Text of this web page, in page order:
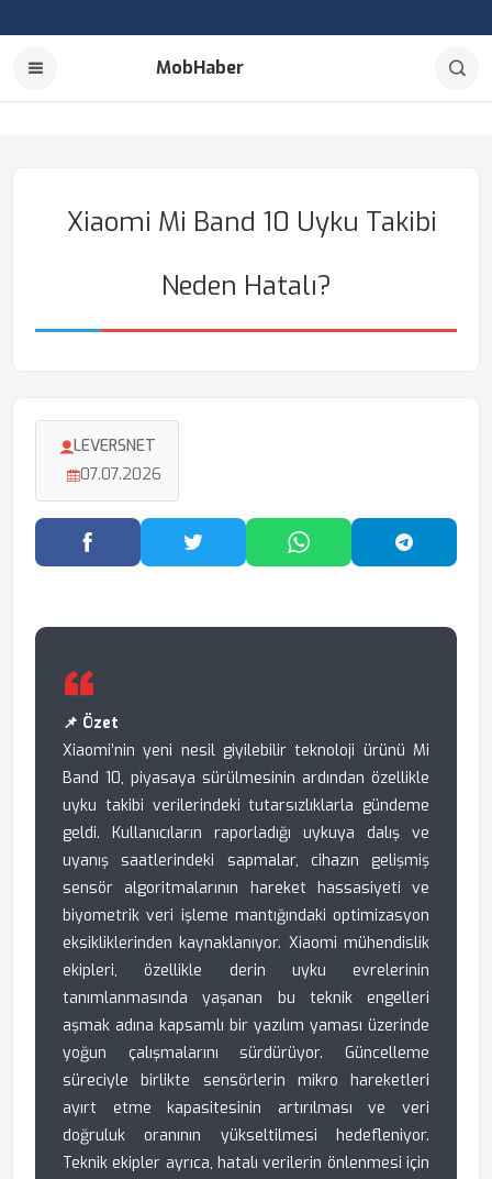
MobHaber
Xiaomi Mi Band 10 Uyku Takibi
Neden Hatalı?
LEVERSNET
07.07.2026
Facebook'ta PaylaşTwitter'da PaylaşWhatsApp'ta Paylaş
📌 Özet
Xiaomi’nin yeni nesil giyilebilir teknoloji ürünü Mi
Band 10, piyasaya sürülmesinin ardından özellikle
uyku takibi verilerindeki tutarsızlıklarla gündeme
geldi. Kullanıcıların raporladığı uykuya dalış ve
uyanış saatlerindeki sapmalar, cihazın gelişmiş
sensör algoritmalarının hareket hassasiyeti ve
biyometrik veri işleme mantığındaki optimizasyon
eksikliklerinden kaynaklanıyor. Xiaomi mühendislik
ekipleri, özellikle derin uyku evrelerinin
tanımlanmasında yaşanan bu teknik engelleri
aşmak adına kapsamlı bir yazılım yaması üzerinde
yoğun çalışmalarını sürdürüyor. Güncelleme
süreciyle birlikte sensörlerin mikro hareketleri
ayırt etme kapasitesinin artırılması ve veri
doğruluk oranının yükseltilmesi hedefleniyor.
Teknik ekipler ayrıca, hatalı verilerin önlenmesi için